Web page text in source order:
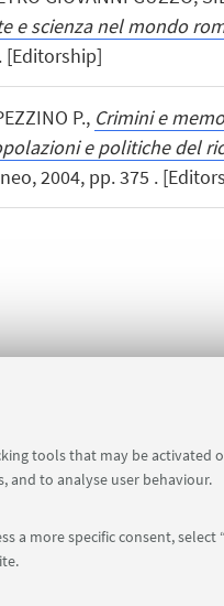
tools that may be activated
and to analyse user behaviour.
more specific consent, select
e scienza nel mondo
[Editorship]
P., Crimini e
e politiche del
2004, pp. 375 .